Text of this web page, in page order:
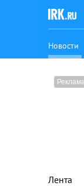
Новости
Лента